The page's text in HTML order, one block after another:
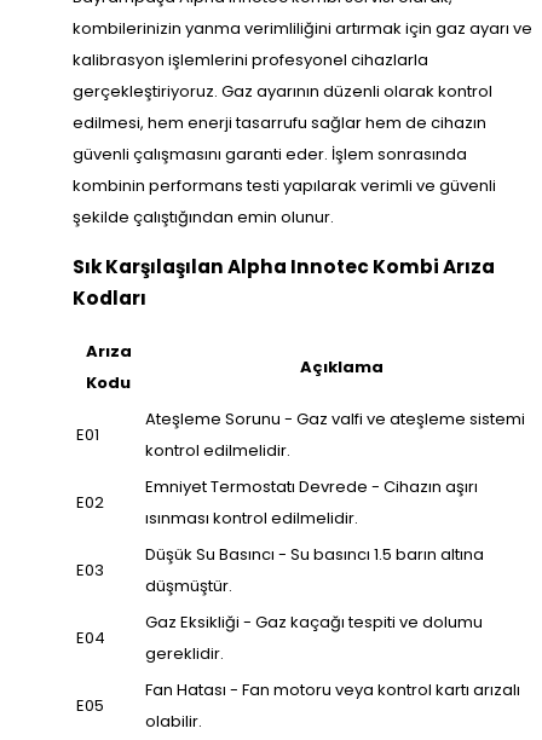
kombilerinizin yanma verimliliğini artırmak için gaz ayarı ve
kalibrasyon işlemlerini profesyonel cihazlarla
gerçekleştiriyoruz. Gaz ayarının düzenli olarak kontrol
edilmesi, hem enerji tasarrufu sağlar hem de cihazın
güvenli çalışmasını garanti eder. İşlem sonrasında
kombinin performans testi yapılarak verimli ve güvenli
şekilde çalıştığından emin olunur.
Sık Karşılaşılan Alpha Innotec Kombi Arıza
Kodları
Arıza
Kodu
Açıklama
E01
Ateşleme Sorunu - Gaz valfi ve ateşleme sistemi
kontrol edilmelidir.
E02
Emniyet Termostatı Devrede - Cihazın aşırı
ısınması kontrol edilmelidir.
E03
Düşük Su Basıncı - Su basıncı 1.5 barın altına
düşmüştür.
E04
Gaz Eksikliği - Gaz kaçağı tespiti ve dolumu
gereklidir.
E05
Fan Hatası - Fan motoru veya kontrol kartı arızalı
olabilir.